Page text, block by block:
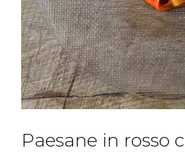
Paesane in rosso